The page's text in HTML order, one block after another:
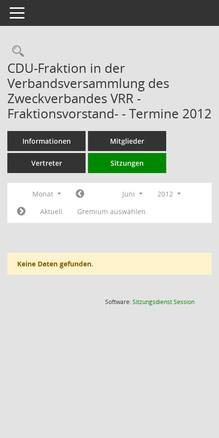
Toggle navigation
Rechercheauswahl
CDU-Fraktion in der
Verbandsversammlung des
Zweckverbandes VRR -
Fraktionsvorstand- - Termine 2012
Informationen Mitglieder
Vertreter Sitzungen
Monat Juni
2012
Aktuell
Gremium auswählen
Keine Daten gefunden.
Software:SitzungsdienstSession(Wird in